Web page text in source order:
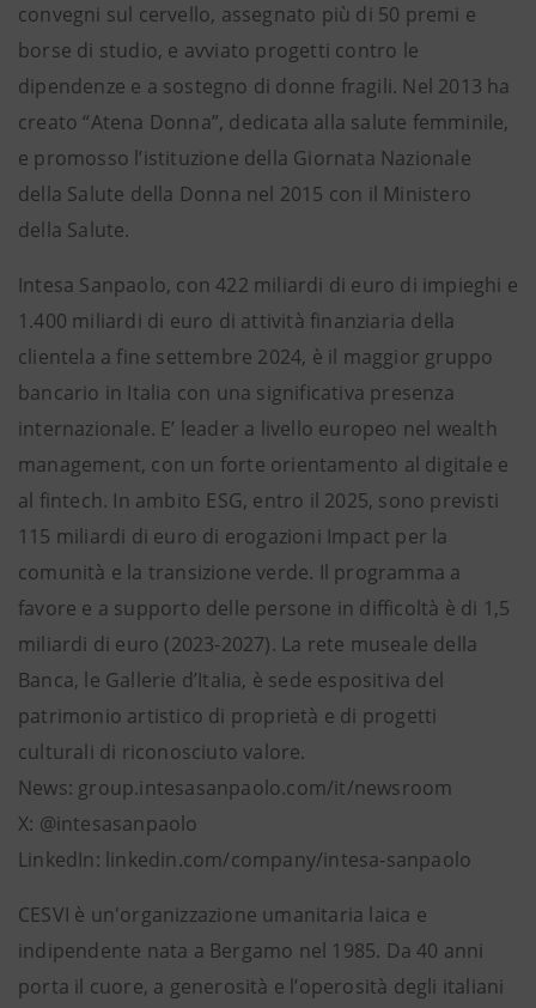
convegni sul cervello, assegnato più di 50 premi e
borse di studio, e avviato progetti contro le
dipendenze e a sostegno di donne fragili. Nel 2013 ha
creato “Atena Donna”, dedicata alla salute femminile,
e promosso l’istituzione della Giornata Nazionale
della Salute della Donna nel 2015 con il Ministero
della Salute.
Intesa Sanpaolo, con 422 miliardi di euro di impieghi e
1.400 miliardi di euro di attività finanziaria della
clientela a fine settembre 2024, è il maggior gruppo
bancario in Italia con una significativa presenza
internazionale. E’ leader a livello europeo nel wealth
management, con un forte orientamento al digitale e
al fintech. In ambito ESG, entro il 2025, sono previsti
115 miliardi di euro di erogazioni Impact per la
comunità e la transizione verde. Il programma a
favore e a supporto delle persone in difficoltà è di 1,5
miliardi di euro (2023-2027). La rete museale della
Banca, le Gallerie d’Italia, è sede espositiva del
patrimonio artistico di proprietà e di progetti
culturali di riconosciuto valore.
News: group.intesasanpaolo.com/it/newsroom
X: @intesasanpaolo
LinkedIn: linkedin.com/company/intesa-sanpaolo
CESVI è un'organizzazione umanitaria laica e
indipendente nata a Bergamo nel 1985. Da 40 anni
porta il cuore, a generosità e l’operosità degli italiani